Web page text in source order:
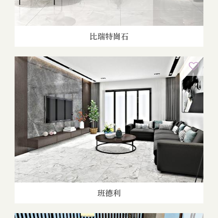
比瑞特崗石
班德利